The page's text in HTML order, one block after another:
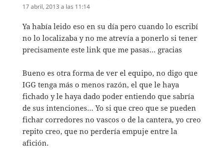
17 abril, 2013 a las 11:14
Ya había leido eso en su día pero cuando lo escribí
no lo localizaba y no me atrevía a ponerlo si tener
precisamente este link que me pasas… gracias
Bueno es otra forma de ver el equipo, no digo que
IGG tenga más o menos razón, el que le haya
fichado y le haya dado poder entiendo que sabría
de sus intenciones… Yo si que creo que se pueden
fichar corredores no vascos o de la cantera, yo creo
repito creo, que no perdería empuje entre la
afición.